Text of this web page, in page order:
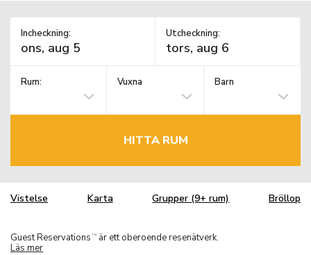
Incheckning: Utcheckning:
Rum: Vuxna Barn
HITTA RUM
Vistelse Karta Grupper (9+ rum) Bröllop
Guest Reservations TM
är ett oberoende resenätverk.
Läs mer